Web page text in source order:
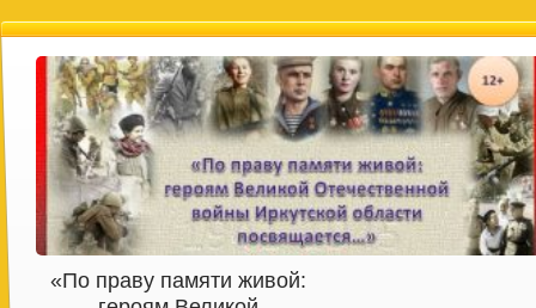
«По праву памяти живой: